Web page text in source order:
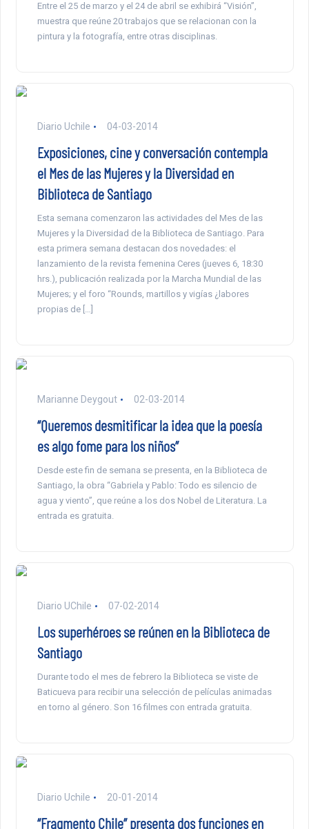
Entre el 25 de marzo y el 24 de abril se exhibirá “Visión”,
muestra que reúne 20 trabajos que se relacionan con la
pintura y la fotografía, entre otras disciplinas.
Diario Uchile 04-03-2014
Exposiciones, cine y conversación contempla
el Mes de las Mujeres y la Diversidad en
Biblioteca de Santiago
Esta semana comenzaron las actividades del Mes de las
Mujeres y la Diversidad de la Biblioteca de Santiago. Para
esta primera semana destacan dos novedades: el
lanzamiento de la revista femenina Ceres (jueves 6, 18:30
hrs.), publicación realizada por la Marcha Mundial de las
Mujeres; y el foro “Rounds, martillos y vigías ¿labores
propias de […]
Marianne Deygout 02-03-2014
“Queremos desmitificar la idea que la poesía
es algo fome para los niños”
Desde este fin de semana se presenta, en la Biblioteca de
Santiago, la obra “Gabriela y Pablo: Todo es silencio de
agua y viento”, que reúne a los dos Nobel de Literatura. La
entrada es gratuita.
Diario UChile 07-02-2014
Los superhéroes se reúnen en la Biblioteca de
Santiago
Durante todo el mes de febrero la Biblioteca se viste de
Baticueva para recibir una selección de películas animadas
en torno al género. Son 16 filmes con entrada gratuita.
Diario Uchile 20-01-2014
“Fragmento Chile” presenta dos funciones en